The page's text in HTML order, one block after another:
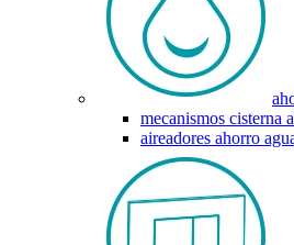
mecanismos cisterna
aireadores ahorro